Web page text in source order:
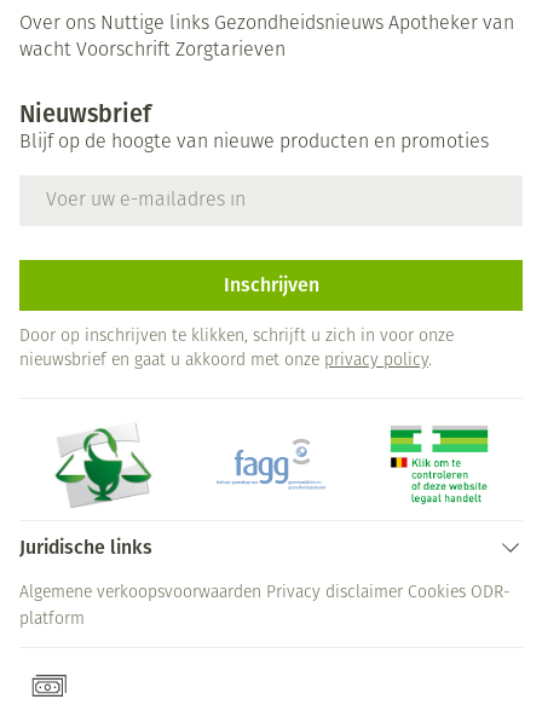
Over ons Nuttige links Gezondheidsnieuws Apotheker van
wacht Voorschrift Zorgtarieven
Nieuwsbrief
Blijf op de hoogte van nieuwe producten en promoties
Inschrijven
Door op inschrijven te klikken, schrijft u zich in voor onze
nieuwsbrief en gaat u akkoord met onze privacy policy.
Juridische links
Algemene verkoopsvoorwaarden Privacy disclaimer Cookies ODR-
platform